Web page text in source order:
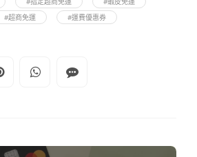
#超商免運
#運費優惠券